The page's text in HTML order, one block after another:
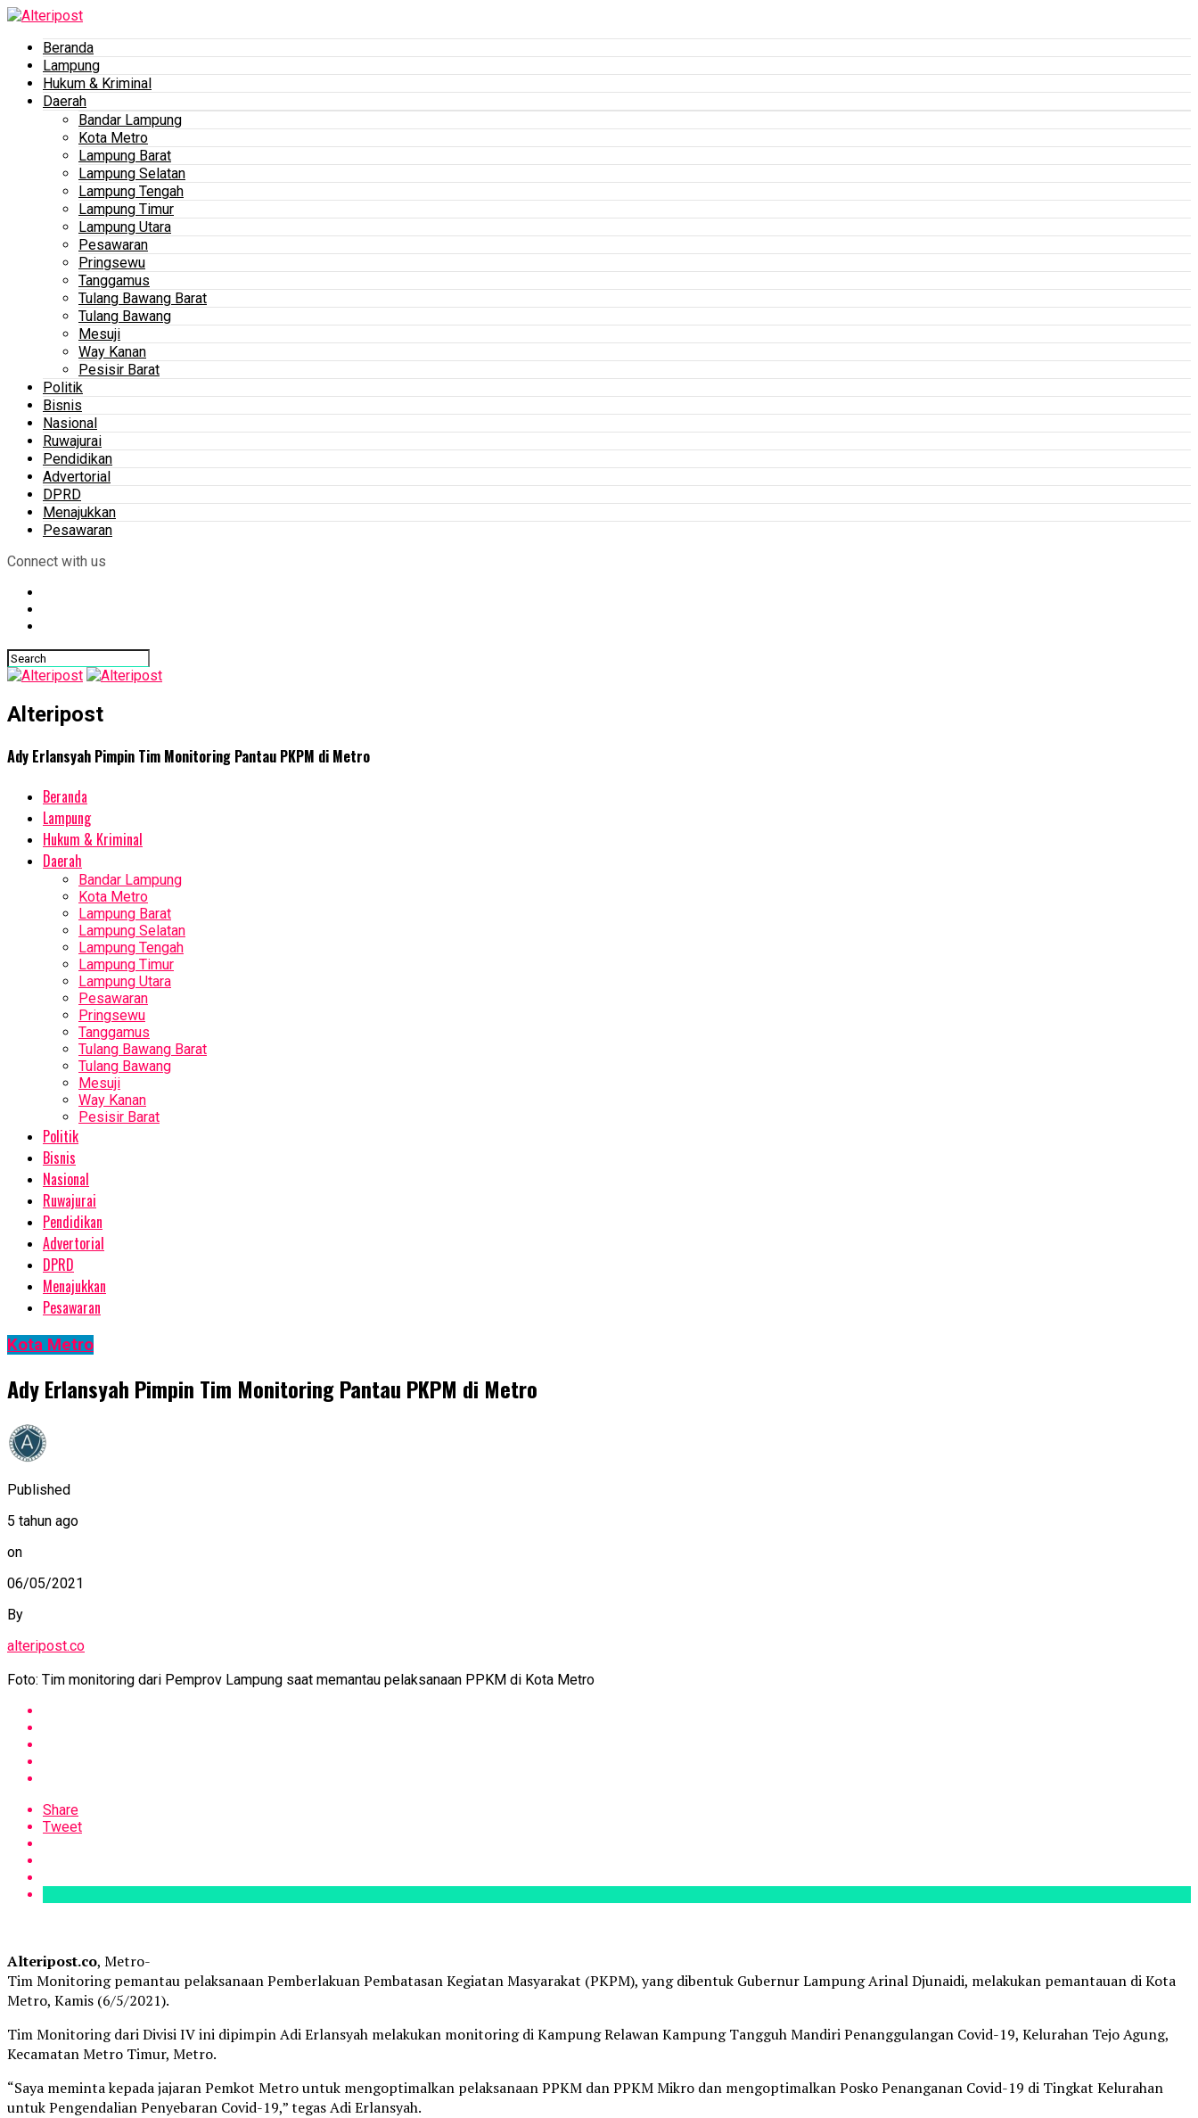
Beranda
Lampung
Hukum & Kriminal
Daerah
Bandar Lampung
Kota Metro
Lampung Barat
Lampung Selatan
Lampung Tengah
Lampung Timur
Lampung Utara
Pesawaran
Pringsewu
Tanggamus
Tulang Bawang Barat
Tulang Bawang
Mesuji
Way Kanan
Pesisir Barat
Politik
Bisnis
Nasional
Ruwajurai
Pendidikan
Advertorial
DPRD
Menajukkan
Pesawaran
Connect with us
Alteripost
Ady Erlansyah Pimpin Tim Monitoring Pantau PKPM di Metro
Beranda
Lampung
Hukum & Kriminal
Daerah
Bandar Lampung
Kota Metro
Lampung Barat
Lampung Selatan
Lampung Tengah
Lampung Timur
Lampung Utara
Pesawaran
Pringsewu
Tanggamus
Tulang Bawang Barat
Tulang Bawang
Mesuji
Way Kanan
Pesisir Barat
Politik
Bisnis
Nasional
Ruwajurai
Pendidikan
Advertorial
DPRD
Menajukkan
Pesawaran
Kota Metro
Ady Erlansyah Pimpin Tim Monitoring Pantau PKPM di Metro
Published
5 tahun ago
on
06/05/2021
By
alteripost.co
Foto: Tim monitoring dari Pemprov Lampung saat memantau pelaksanaan PPKM di Kota Metro
Share
Tweet
Alteripost.co, Metro-
Tim Monitoring pemantau pelaksanaan Pemberlakuan Pembatasan Kegiatan Masyarakat (PKPM), yang dibentuk Gubernur Lampung Arinal Djunaidi, melakukan pemantauan di Kota
Metro, Kamis (6/5/2021).
Tim Monitoring dari Divisi IV ini dipimpin Adi Erlansyah melakukan monitoring di Kampung Relawan Kampung Tangguh Mandiri Penanggulangan Covid-19, Kelurahan Tejo Agung,
Kecamatan Metro Timur, Metro.
“Saya meminta kepada jajaran Pemkot Metro untuk mengoptimalkan pelaksanaan PPKM dan PPKM Mikro dan mengoptimalkan Posko Penanganan Covid-19 di Tingkat Kelurahan
untuk Pengendalian Penyebaran Covid-19,” tegas Adi Erlansyah.